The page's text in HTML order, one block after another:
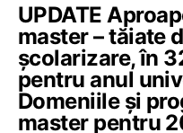
UPDATE
master – tăiate
școlarizare, în
pentru anul
Domeniile și
master pentru